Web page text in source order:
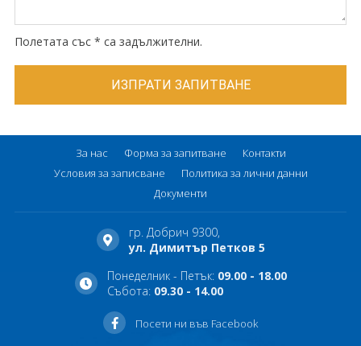
Полетата със * са задължителни.
За нас Форма за запитване
Контакти
Условия за записване
Политика за лични данни
Документи
гр. Добрич 9300,
ул. Димитър Петков 5
Понеделник - Петък: 09.00 - 18.00
Събота: 09.30 - 14.00
Посети ни във Facebook